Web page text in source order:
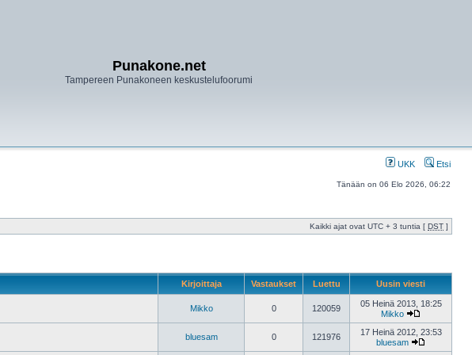
Punakone.net
Tampereen Punakoneen keskustelufoorumi
UKK Etsi
Tänään on 06 Elo 2026, 06:22
Kaikki ajat ovat UTC + 3 tuntia [ DST ]
Kirjoittaja Vastaukset Luettu Uusin viesti
Mikko 0 120059
05 Heinä 2013, 18:25
Mikko
bluesam 0 121976
17 Heinä 2012, 23:53
bluesam